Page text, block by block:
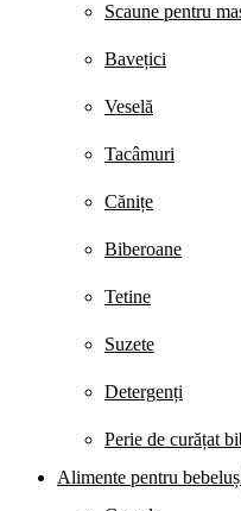
Scaune pentru
Bavețici
Veselă
Tacâmuri
Cănițe
Biberoane
Tetine
Suzete
Detergenți
Perie de curățat
Alimente pentru